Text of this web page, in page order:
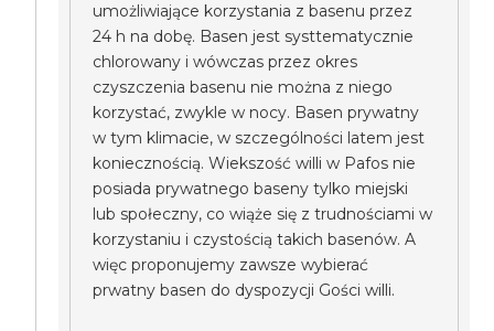
umożliwiające korzystania z basenu przez
24 h na dobę. Basen jest systtematycznie
chlorowany i wówczas przez okres
czyszczenia basenu nie można z niego
korzystać, zwykle w nocy. Basen prywatny
w tym klimacie, w szczególności latem jest
koniecznością. Wiekszość willi w Pafos nie
posiada prywatnego baseny tylko miejski
lub społeczny, co wiąże się z trudnościami w
korzystaniu i czystością takich basenów. A
więc proponujemy zawsze wybierać
prwatny basen do dyspozycji Gości willi.